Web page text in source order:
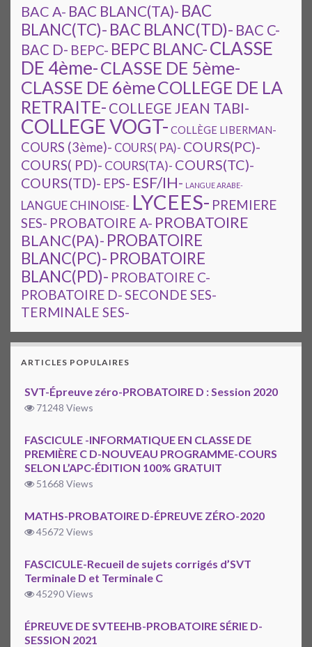
BAC A- BAC BLANC(TA)- BAC
BLANC(TC)- BAC BLANC(TD)- BAC C-
BAC D- BEPC- BEPC BLANC-CLASSE
DE 4ème-CLASSE DE 5ème-
CLASSE DE 6èmeCOLLEGE DE LA
RETRAITE- COLLEGE JEAN TABI-
COLLEGE VOGT- COLLÈGE LIBERMAN-
COURS (3ème)- COURS( PA)- COURS(PC)-
COURS( PD)- COURS(TA)- COURS(TC)-
COURS(TD)- EPS- ESF/IH- LANGUE ARABE-
LANGUE CHINOISE- LYCEES- PREMIERE
SES- PROBATOIRE A- PROBATOIRE
BLANC(PA)- PROBATOIRE
BLANC(PC)- PROBATOIRE
BLANC(PD)- PROBATOIRE C-
PROBATOIRE D-SECONDE SES-
TERMINALE SES-
ARTICLES POPULAIRES
SVT-Épreuve zéro-PROBATOIRE D : Session 2020
71248 Views
FASCICULE -INFORMATIQUE EN CLASSE DE
PREMIÈRE C D-NOUVEAU PROGRAMME-COURS
SELON L’APC-ÉDITION 100% GRATUIT
51668 Views
MATHS-PROBATOIRE D-ÉPREUVE ZÉRO-2020
45672 Views
FASCICULE-Recueil de sujets corrigés d’SVT
Terminale D et Terminale C
45290 Views
ÉPREUVE DE SVTEEHB-PROBATOIRE SÉRIE D-
SESSION 2021